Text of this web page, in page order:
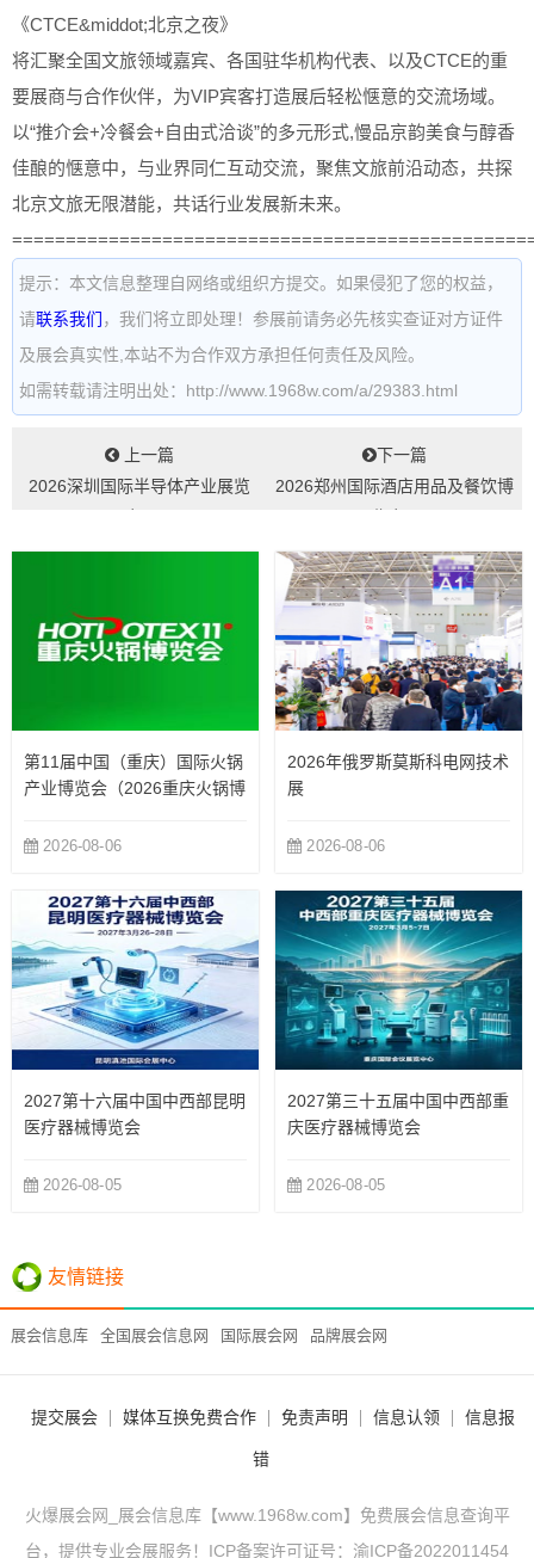
《CTCE&middot;北京之夜》
将汇聚全国文旅领域嘉宾、各国驻华机构代表、以及CTCE的重
要展商与合作伙伴，为VIP宾客打造展后轻松惬意的交流场域。
以“推介会+冷餐会+自由式洽谈”的多元形式,慢品京韵美食与醇香
佳酿的惬意中，与业界同仁互动交流，聚焦文旅前沿动态，共探
北京文旅无限潜能，共话行业发展新未来。
提示：本文信息整理自网络或组织方提交。如果侵犯了您的权益，
请联系我们 ，我们将立即处理！参展前请务必先核实查证对方证件
及展会真实性,本站不为合作双方承担任何责任及风险。
如需转载请注明出处：http://www.1968w.com/a/29383.html
上一篇
2026深圳国际半导体产业展览
下一篇
2026郑州国际酒店用品及餐饮博
第11届中国（重庆）国际火锅
产业博览会（2026重庆火锅博
2026-08-06
2026年俄罗斯莫斯科电网技术
展
2026-08-06
2027第十六届中国中西部昆明
医疗器械博览会
2026-08-05
2027第三十五届中国中西部重
庆医疗器械博览会
2026-08-05
友情链接
展会信息库 全国展会信息网 国际展会网 品牌展会网
提交展会 媒体互换免费合作 免责声明 信息认领 信息报
错
火爆展会网_展会信息库【www.1968w.com】免费展会信息查询平
台，提供专业会展服务！ICP备案许可证号： 渝ICP备2022011454